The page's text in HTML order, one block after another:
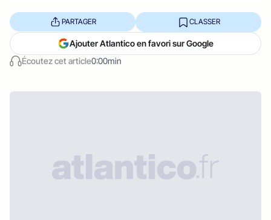
Écoutez cet article0:00min
PARTAGER CLASSER
Ajouter Atlantico en favori sur Google